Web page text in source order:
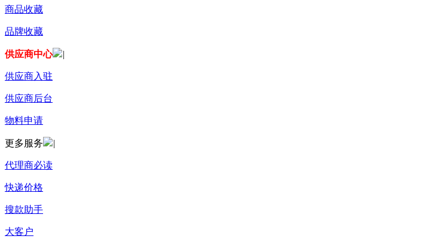
商品收藏
品牌收藏
供应商中心 |
供应商入驻
供应商后台
物料申请
更多服务 |
代理商必读
快递价格
搜款助手
大客户